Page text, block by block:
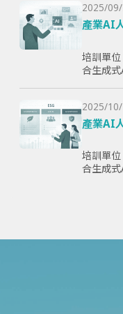
幫助學員
用，提高
2025/
產業AI
培訓單
合生成
力。
2025/
產業AI
培訓單
合生成